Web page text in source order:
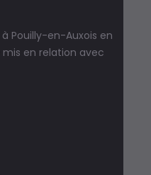
Pouilly-en-Auxois en
en relation avec
une piscine est bien